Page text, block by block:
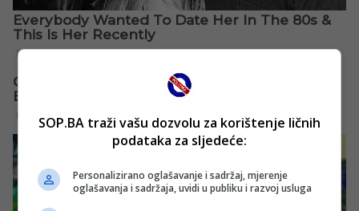
SOP.BA traži vašu dozvolu za korištenje ličnih
podataka za sljedeće:
Personalizirano oglašavanje i sadržaj, mjerenje
oglašavanja i sadržaja, uvidi u publiku i razvoj usluga